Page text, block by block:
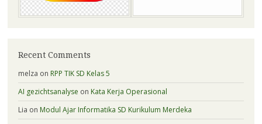
Recent Comments
melza on RPP TIK SD Kelas 5
AI gezichtsanalyse on Kata Kerja Operasional
Lia on Modul Ajar Informatika SD Kurikulum Merdeka